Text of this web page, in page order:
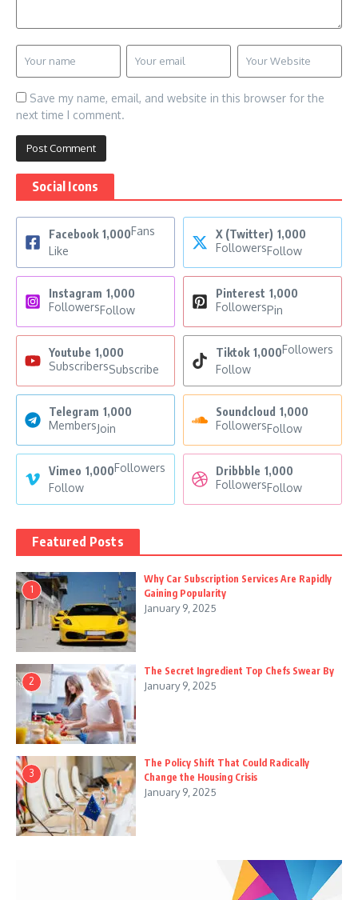
Save my name, email, and website in this browser for the
next time I comment.
Social Icons
Facebook 1,000Fans
Like
X (Twitter) 1,000
FollowersFollow
Instagram 1,000
FollowersFollow
Pinterest 1,000
FollowersPin
Youtube 1,000
SubscribersSubscribe
Tiktok 1,000Followers
Follow
Telegram 1,000
MembersJoin
Soundcloud 1,000
FollowersFollow
Vimeo 1,000Followers
Follow
Dribbble 1,000
FollowersFollow
Featured Posts
1
Why Car Subscription Services Are Rapidly
Gaining Popularity
January 9, 2025
2
The Secret Ingredient Top Chefs Swear By
January 9, 2025
3
The Policy Shift That Could Radically
Change the Housing Crisis
January 9, 2025